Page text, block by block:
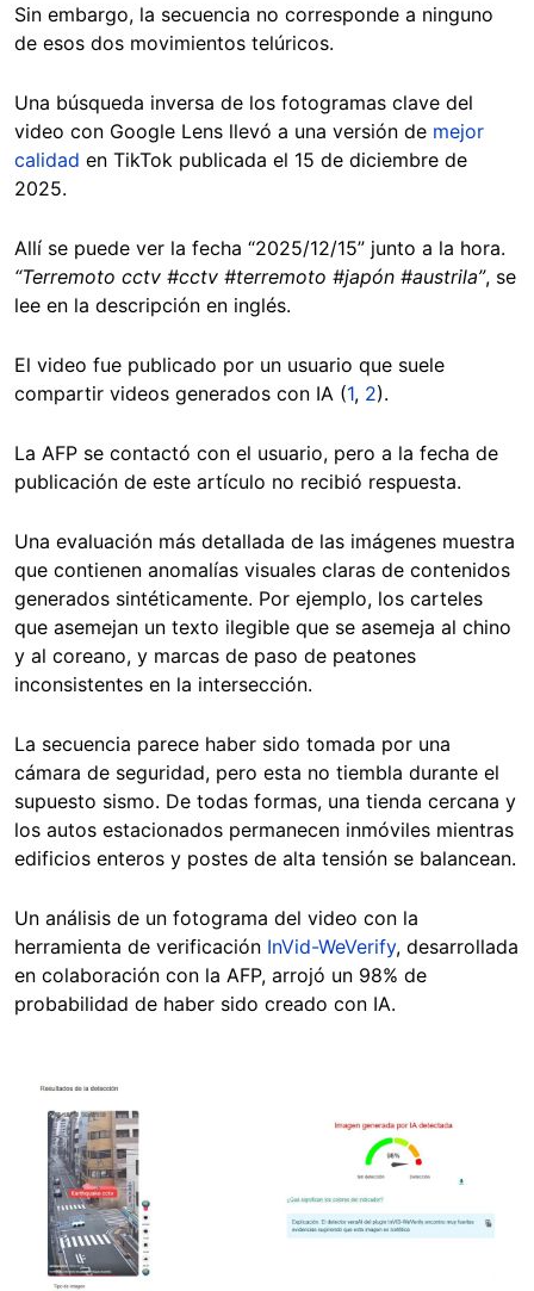
Sin embargo, la secuencia no corresponde a ninguno
de esos dos movimientos telúricos.
Una búsqueda inversa de los fotogramas clave del
video con Google Lens llevó a una versión de mejor
calidad en TikTok publicada el 15 de diciembre de
2025.
Allí se puede ver la fecha “2025/12/15” junto a la hora.
“Terremoto cctv #cctv #terremoto #japón #austrila”, se
lee en la descripción en inglés.
El video fue publicado por un usuario que suele
compartir videos generados con IA (1, 2).
La AFP se contactó con el usuario, pero a la fecha de
publicación de este artículo no recibió respuesta.
Una evaluación más detallada de las imágenes muestra
que contienen anomalías visuales claras de contenidos
generados sintéticamente. Por ejemplo, los carteles
que asemejan un texto ilegible que se asemeja al chino
y al coreano, y marcas de paso de peatones
inconsistentes en la intersección.
La secuencia parece haber sido tomada por una
cámara de seguridad, pero esta no tiembla durante el
supuesto sismo. De todas formas, una tienda cercana y
los autos estacionados permanecen inmóviles mientras
edificios enteros y postes de alta tensión se balancean.
Un análisis de un fotograma del video con la
herramienta de verificación InVid-WeVerify, desarrollada
en colaboración con la AFP, arrojó un 98% de
probabilidad de haber sido creado con IA.
Image